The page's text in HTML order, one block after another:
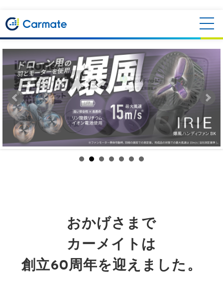
おかげさまで
カーメイトは
創立60周年を迎えました。